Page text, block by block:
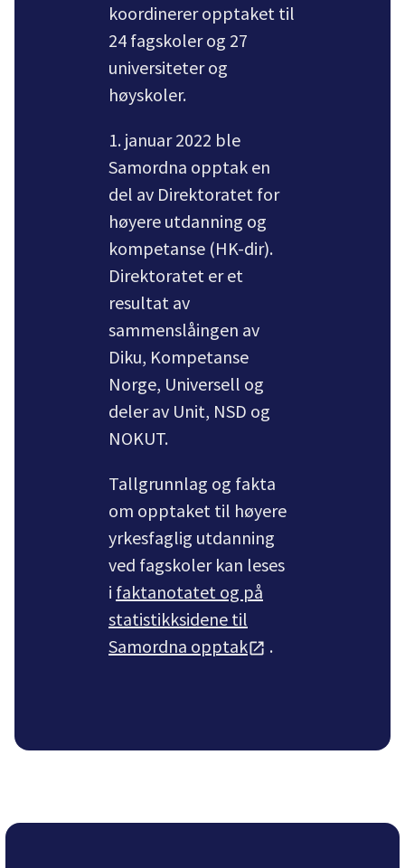
koordinerer opptaket til
24 fagskoler og 27
universiteter og
høyskoler.
1. januar 2022 ble
Samordna opptak en
del av Direktoratet for
høyere utdanning og
kompetanse (HK-dir).
Direktoratet er et
resultat av
sammenslåingen av
Diku, Kompetanse
Norge, Universell og
deler av Unit, NSD og
NOKUT.
Tallgrunnlag og fakta
om opptaket til høyere
yrkesfaglig utdanning
ved fagskoler kan leses
i faktanotatet og på
statistikksidene til
Samordna opptak
.